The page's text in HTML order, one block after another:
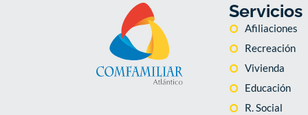
Servicios
Afiliaciones
Recreación
Vivienda
Educación
R. Social